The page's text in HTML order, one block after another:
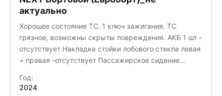
актуально
Хорошее состояние ТС. 1 ключ зажигания. ТС
грязное, возможны скрыты повреждения. АКБ 1 шт -
отсутствует Накладка стойки лобового стекла левая
+ правая -отсутствует Пассажирское сидение
Год:
2024